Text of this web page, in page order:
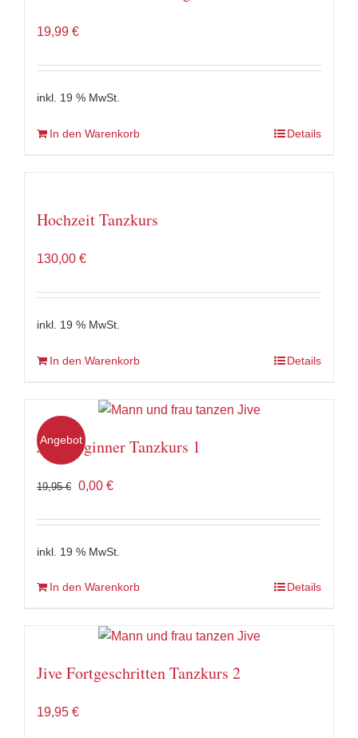
19,99 €
inkl. 19 % MwSt.
In den Warenkorb Details
Hochzeit Tanzkurs
130,00 €
inkl. 19 % MwSt.
In den Warenkorb Details
Angebot
Jive Beginner Tanzkurs 1
19,95€ Ursprünglicher
war:
19,95 €
0,00 €Aktueller
ist:
inkl. 19 % MwSt.
In den Warenkorb Details
Jive Fortgeschritten Tanzkurs 2
19,95 €